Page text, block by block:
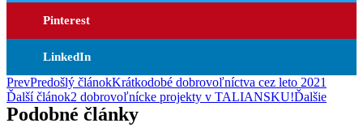
Pinterest
LinkedIn
PrevPredošlý článokKrátkodobé dobrovoľníctva cez leto 2021
Ďalší článok2 dobrovoľnícke projekty v TALIANSKU!Ďalšie
Podobné články